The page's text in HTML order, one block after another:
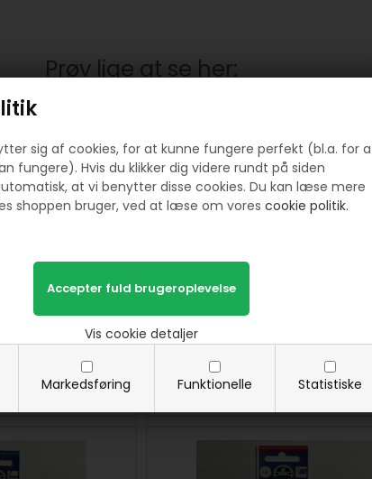
sig af cookies, for at kunne fungere perfekt (bl.a. for
fungere). Hvis du klikker dig videre rundt på siden
at vi benytter disse cookies. Du kan læse mere
shoppen bruger, ved at læse om vores cookie politik.
Markedsføring Funktionelle Statistiske
Vis cookie detaljer
Prøv lige at se her:
str 24 til broderi
KØB
Cross-stitch nåle fra DMC str 26 til
SE MERE KØB